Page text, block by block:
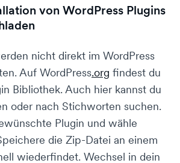
von WordPress Plugins
nicht direkt im WordPress
Auf WordPress.org findest du
Bibliothek. Auch hier kannst du
oder nach Stichworten suchen.
Plugin und wähle
die Zip-Datei an einem
wiederfindet. Wechsel in dein